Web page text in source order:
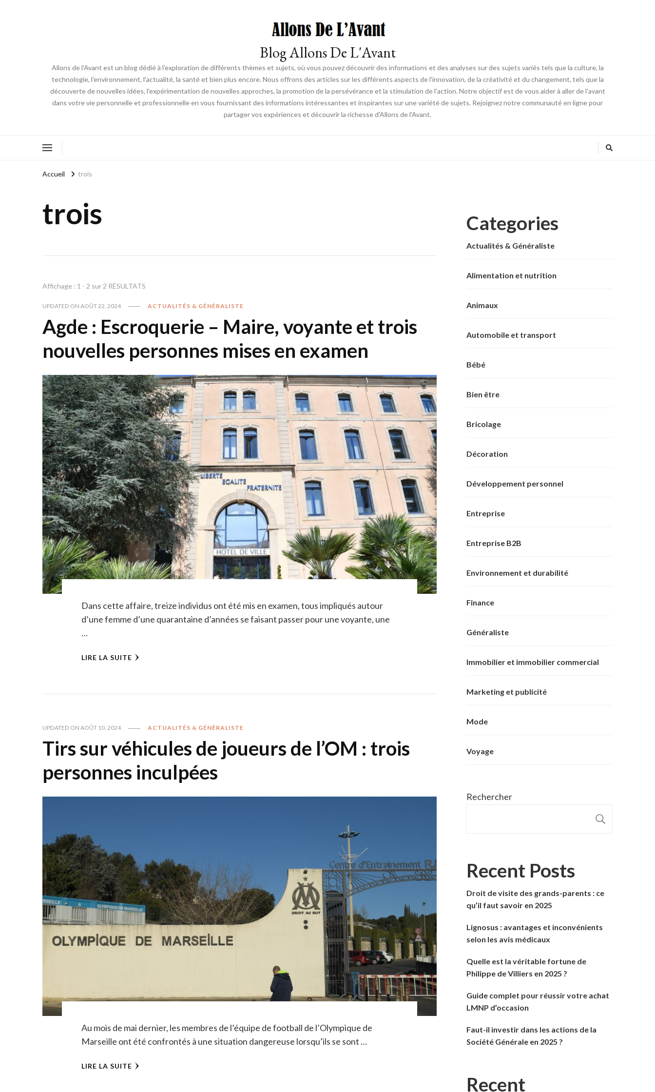
Blog Allons De L'Avant
Allons de l'Avant est un blog dédié à l'exploration de différents thèmes et sujets, où vous pouvez découvrir des informations et des analyses sur des sujets variés tels que la culture, la
technologie, l'environnement, l'actualité, la santé et bien plus encore. Nous offrons des articles sur les différents aspects de l'innovation, de la créativité et du changement, tels que la
découverte de nouvelles idées, l'expérimentation de nouvelles approches, la promotion de la persévérance et la stimulation de l'action. Notre objectif est de vous aider à aller de l'avant
dans votre vie personnelle et professionnelle en vous fournissant des informations intéressantes et inspirantes sur une variété de sujets. Rejoignez notre communauté en ligne pour
partager vos expériences et découvrir la richesse d'Allons de l'Avant.
Accueil trois
trois
Affichage : 1 - 2 sur 2 RÉSULTATS
UPDATED ON AOÛT 22, 2024 ACTUALITÉS & GÉNÉRALISTE
Agde : Escroquerie – Maire, voyante et trois
nouvelles personnes mises en examen
Dans cette affaire, treize individus ont été mis en examen, tous impliqués autour
d’une femme d’une quarantaine d’années se faisant passer pour une voyante, une
…
LIRE LA SUITE
UPDATED ON AOÛT 10, 2024 ACTUALITÉS & GÉNÉRALISTE
Tirs sur véhicules de joueurs de l’OM : trois
personnes inculpées
Au mois de mai dernier, les membres de l’équipe de football de l’Olympique de
Marseille ont été confrontés à une situation dangereuse lorsqu’ils se sont …
LIRE LA SUITE
Categories
Actualités & Généraliste
Alimentation et nutrition
Animaux
Automobile et transport
Bébé
Bien être
Bricolage
Décoration
Développement personnel
Entreprise
Entreprise B2B
Environnement et durabilité
Finance
Généraliste
Immobilier et immobilier commercial
Marketing et publicité
Mode
Voyage
Rechercher
Recent Posts
Droit de visite des grands-parents : ce
qu’il faut savoir en 2025
Lignosus : avantages et inconvénients
selon les avis médicaux
Quelle est la véritable fortune de
Philippe de Villiers en 2025 ?
Guide complet pour réussir votre achat
LMNP d’occasion
Faut-il investir dans les actions de la
Société Générale en 2025 ?
Recent